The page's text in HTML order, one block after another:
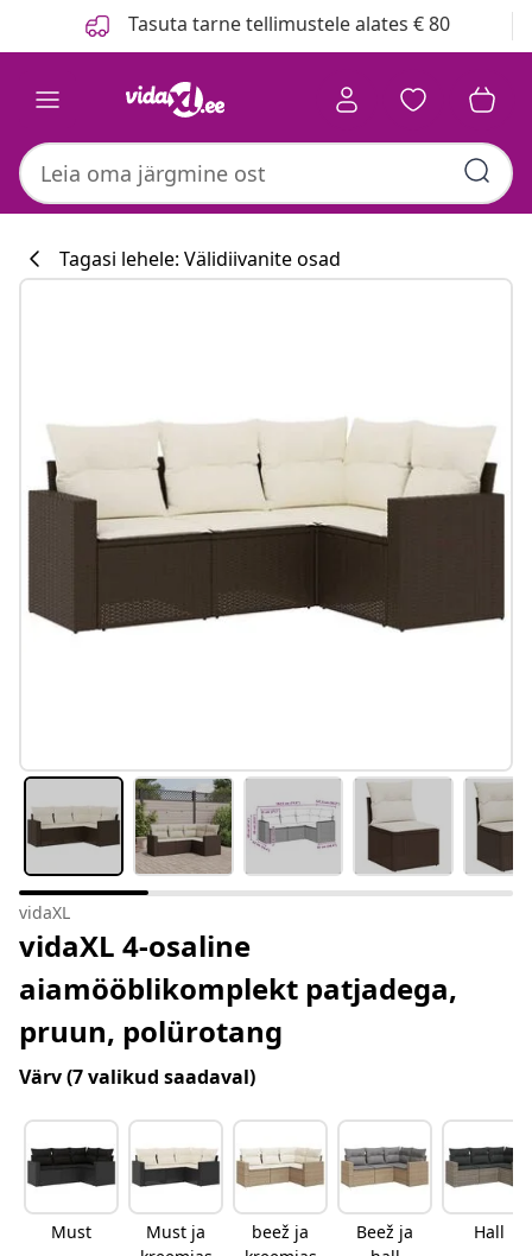
Tasuta tarne tellimustele alates € 80
#sharemevidaxl
Tagasi lehele: Välidiivanite osad
vidaXL
vidaXL 4-osaline
aiamööblikomplekt patjadega,
pruun, polürotang
Värv(7 valikud saadaval)
Must
Must ja
beež ja
Beež ja
Hall